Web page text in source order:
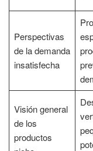
Perspectivas
de la demanda
insatisfecha
Visión general
de los
productos